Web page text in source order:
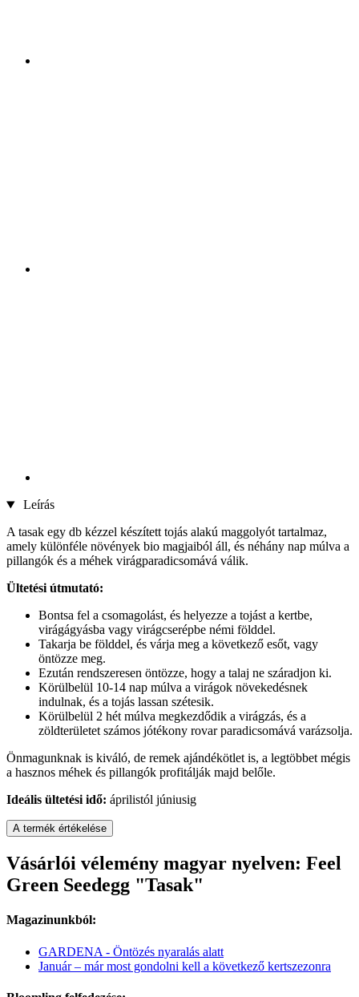
Leírás
A tasak egy db kézzel készített tojás alakú maggolyót tartalmaz,
amely különféle növények bio magjaiból áll, és néhány nap múlva a
pillangók és a méhek virágparadicsomává válik.
Ültetési útmutató:
Bontsa fel a csomagolást, és helyezze a tojást a kertbe,
virágágyásba vagy virágcserépbe némi földdel.
Takarja be földdel, és várja meg a következő esőt, vagy
öntözze meg.
Ezután rendszeresen öntözze, hogy a talaj ne száradjon ki.
Körülbelül 10-14 nap múlva a virágok növekedésnek
indulnak, és a tojás lassan szétesik.
Körülbelül 2 hét múlva megkezdődik a virágzás, és a
zöldterületet számos jótékony rovar paradicsomává varázsolja.
Önmagunknak is kiváló, de remek ajándékötlet is, a legtöbbet mégis
a hasznos méhek és pillangók profitálják majd belőle.
Ideális ültetési idő: áprilistól júniusig
A termék értékelése
Vásárlói vélemény magyar nyelven: Feel
Green Seedegg "Tasak"
Magazinunkból:
GARDENA - Öntözés nyaralás alatt
Január – már most gondolni kell a következő kertszezonra